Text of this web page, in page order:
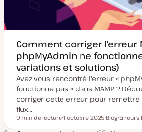
u
r
o
Comment corriger l’erreur
phpMyAdmin ne
variations et solutions)
Avez-vous rencontré l'erreur «
fonctionne pas » dans MAMP ?
corriger cette erreur pour remettre
flux…
Temps de lecture
9 min de lecture
a
1 octobre 2025
y
Blog
u
Erreurs